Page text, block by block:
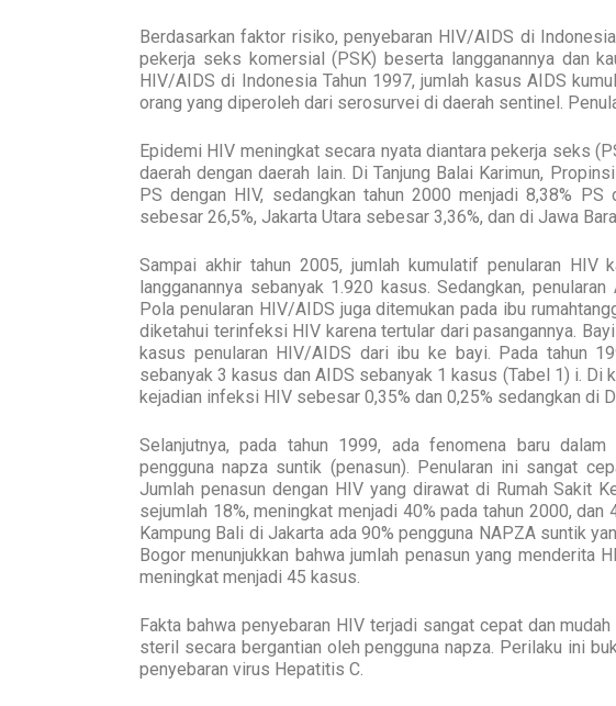
Berdasarkan faktor risiko, penyebaran HIV/AIDS di
pekerja seks komersial (PSK) beserta langganannya dan
HIV/AIDS di Indonesia Tahun 1997, jumlah kasus AIDS
orang yang diperoleh dari serosurvei di daerah sentinel.
Epidemi HIV meningkat secara nyata diantara pekerja seks
daerah dengan daerah lain. Di Tanjung Balai Karimun,
PS dengan HIV, sedangkan tahun 2000 menjadi 8,38%
sebesar 26,5%, Jakarta Utara sebesar 3,36%, dan di Jawa
Sampai akhir tahun 2005, jumlah kumulatif penularan
langganannya sebanyak 1.920 kasus. Sedangkan,
Pola penularan HIV/AIDS juga ditemukan pada ibu
diketahui terinfeksi HIV karena tertular dari pasangannya.
kasus penularan HIV/AIDS dari ibu ke bayi. Pada tahun
sebanyak 3 kasus dan AIDS sebanyak 1 kasus (Tabel 1) i. Di
kejadian infeksi HIV sebesar 0,35% dan 0,25% sedangkan di
Selanjutnya, pada tahun 1999, ada fenomena baru
pengguna napza suntik (penasun). Penularan ini sangat
Jumlah penasun dengan HIV yang dirawat di Rumah Sakit
sejumlah 18%, meningkat menjadi 40% pada tahun 2000,
Kampung Bali di Jakarta ada 90% pengguna NAPZA suntik
Bogor menunjukkan bahwa jumlah penasun yang menderita
meningkat menjadi 45 kasus.
Fakta bahwa penyebaran HIV terjadi sangat cepat dan
steril secara bergantian oleh pengguna napza. Perilaku ini
penyebaran virus Hepatitis C.